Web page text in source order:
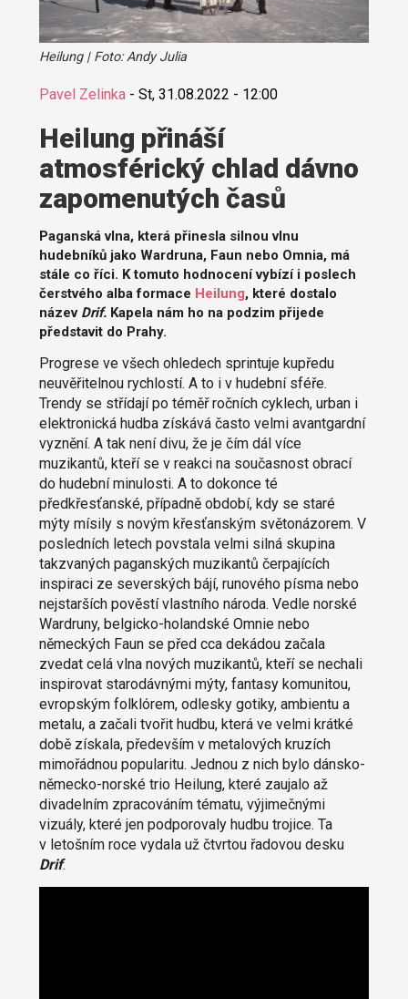
Heilung | Foto: Andy Julia
Pavel Zelinka- St, 31.08.2022 - 12:00
Heilung přináší
atmosférický chlad dávno
zapomenutých časů
Paganská vlna, která přinesla silnou vlnu
hudebníků jako Wardruna, Faun nebo Omnia, má
stále co říci. K tomuto hodnocení vybízí i poslech
čerstvého alba formace Heilung, které dostalo
názevDrif. Kapela nám ho na podzim přijede
představit do Prahy.
Progrese ve všech ohledech sprintuje kupředu
neuvěřitelnou rychlostí. A to i v hudební sféře.
Trendy se střídají po téměř ročních cyklech, urban i
elektronická hudba získává často velmi avantgardní
vyznění. A tak není divu, že je čím dál více
muzikantů, kteří se v reakci na současnost obrací
do hudební minulosti. A to dokonce té
předkřesťanské, případně období, kdy se staré
mýty mísily s novým křesťanským světonázorem. V
posledních letech povstala velmi silná skupina
takzvaných paganských muzikantů čerpajících
inspiraci ze severských bájí, runového písma nebo
nejstarších pověstí vlastního národa. Vedle norské
Wardruny, belgicko-holandské Omnie nebo
německých Faun se před cca dekádou začala
zvedat celá vlna nových muzikantů, kteří se nechali
inspirovat starodávnými mýty, fantasy komunitou,
evropským folklórem, odlesky gotiky, ambientu a
metalu, a začali tvořit hudbu, která ve velmi krátké
době získala, především v metalových kruzích
mimořádnou popularitu. Jednou z nich bylo dánsko-
německo-norské trio Heilung, které zaujalo až
divadelním zpracováním tématu, výjimečnými
vizuály, které jen podporovaly hudbu trojice. Ta
v letošním roce vydala už čtvrtou řadovou desku
Drif.